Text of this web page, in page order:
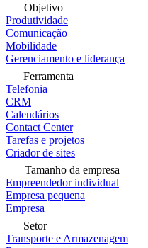
Objetivo
Produtividade
Comunicação
Mobilidade
Gerenciamento e liderança
Ferramenta
Telefonia
CRM
Calendários
Contact Center
Tarefas e projetos
Criador de sites
Tamanho da empresa
Empreendedor individual
Empresa pequena
Empresa
Setor
Transporte e Armazenagem